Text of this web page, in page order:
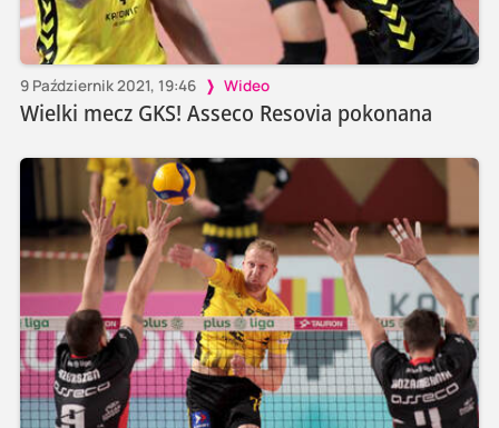
9 Październik 2021, 19:46 Wideo
Wielki mecz GKS! Asseco Resovia pokonana